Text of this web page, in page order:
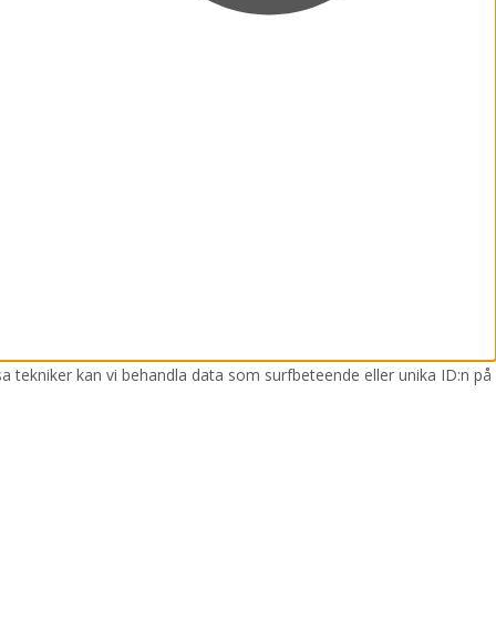
kan vi behandla data som surfbeteende eller unika ID:n på